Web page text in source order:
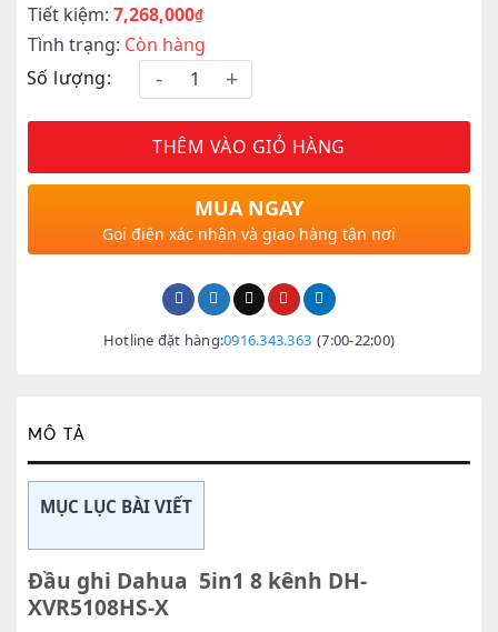
gốc
là:
9,500,000₫.
hiện
tại
là:
2,232,000₫.
Tiết kiệm: 7,268,000₫
Tình trạng: Còn hàng
Số lượng:
THÊM VÀO GIỎ HÀNG
MUA NGAY
Gọi điện xác nhận và giao hàng tận nơi
Hotline đặt hàng:0916.343.363 (7:00-22:00)
MÔ TẢ
MỤC LỤC BÀI VIẾT
Đầu ghi Dahua 5in1 8 kênh DH-
XVR5108HS-X